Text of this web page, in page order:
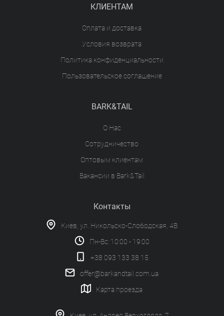
КЛИЕНТАМ
Оплата и доставка
Условия возврата
Политика конфиденциальности
Пользовательское соглашение
BARK&TAIL
О Нас
Сотрудничество
Оптовым клиентам
Вакансии в Bark&Tail
Контакты
Киев, ул. Никольско-Слободская, 4В
Пн-Вс: 10:00 - 19:00
+38 093 133 38 15
offer@barkandtail.com.ua
Карта проезда